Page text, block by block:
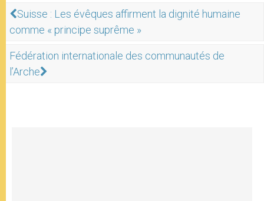
Suisse : Les évêques affirment la dignité humaine
comme « principe suprême »
Fédération internationale des communautés de
l’Arche